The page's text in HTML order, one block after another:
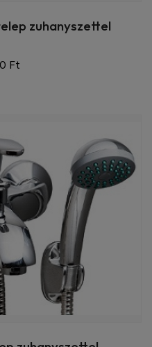
zuhanyszettel
Ft